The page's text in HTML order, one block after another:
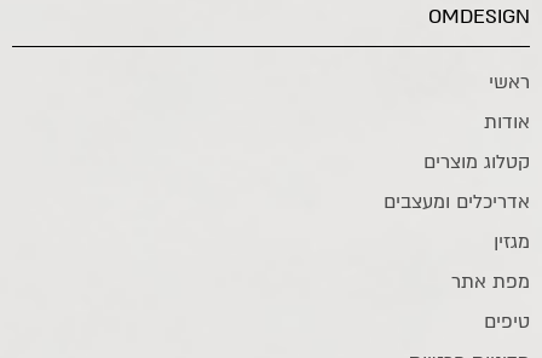
OMDESIGN
ראשי
אודות
קטלוג מוצרים
אדריכלים ומעצבים
מגזין
מפת אתר
טיפים